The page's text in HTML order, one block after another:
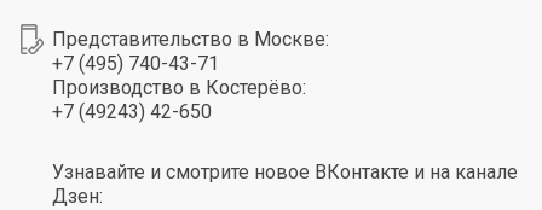
Представительство в Москве:
+7 (495) 740-43-71
Производство в Костерёво:
+7 (49243) 42-650
Узнавайте и смотрите новое ВКонтакте и на канале
Дзен: